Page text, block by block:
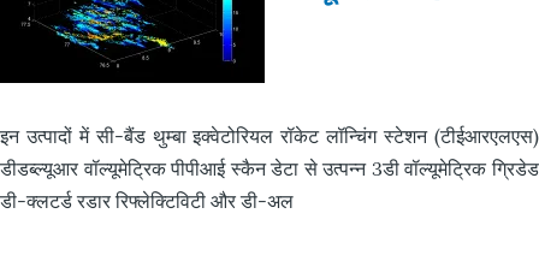
इन उत्पादों में सी-बैंड थुम्बा इक्वेटोरियल रॉकेट लॉन्चिंग स्टेशन (टीईआरएलएस)
डीडब्ल्यूआर वॉल्यूमेट्रिक पीपीआई स्कैन डेटा से उत्पन्न 3डी वॉल्यूमेट्रिक ग्रिडेड
डी-क्लटर्ड रडार रिफ्लेक्टिविटी और डी-अल